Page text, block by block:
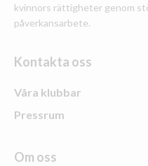
kvinnors rättigheter genom
påverkansarbete.
Kontakta oss
Våra klubbar
Pressrum
Om oss